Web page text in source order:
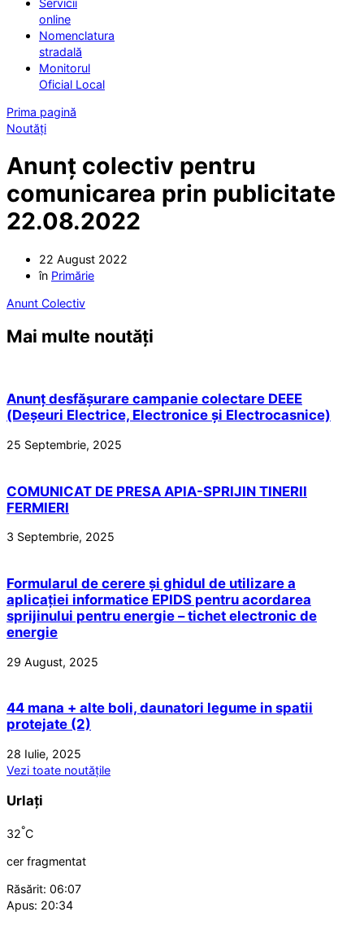
Servicii
online
Nomenclatura
stradală
Monitorul
Oficial Local
Prima pagină
Noutăți
Anunț colectiv pentru
comunicarea prin publicitate
22.08.2022
22 August 2022
în Primărie
Anunt Colectiv
Mai multe noutăți
Anunț desfășurare campanie colectare DEEE
(Deșeuri Electrice, Electronice și Electrocasnice)
25 Septembrie, 2025
COMUNICAT DE PRESA APIA-SPRIJIN TINERII
FERMIERI
3 Septembrie, 2025
Formularul de cerere și ghidul de utilizare a
aplicației informatice EPIDS pentru acordarea
sprijinului pentru energie – tichet electronic de
energie
29 August, 2025
44 mana + alte boli, daunatori legume in spatii
protejate (2)
28 Iulie, 2025
Vezi toate noutățile
Urlați
32°C
cer fragmentat
Răsărit: 06:07
Apus: 20:34